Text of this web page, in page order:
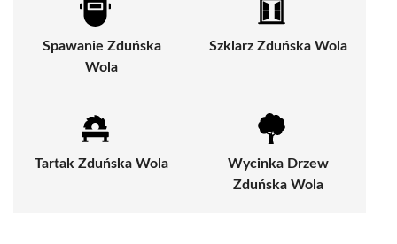
Spawanie Zduńska
Wola
Szklarz Zduńska Wola
Tartak Zduńska Wola
Wycinka Drzew
Zduńska Wola